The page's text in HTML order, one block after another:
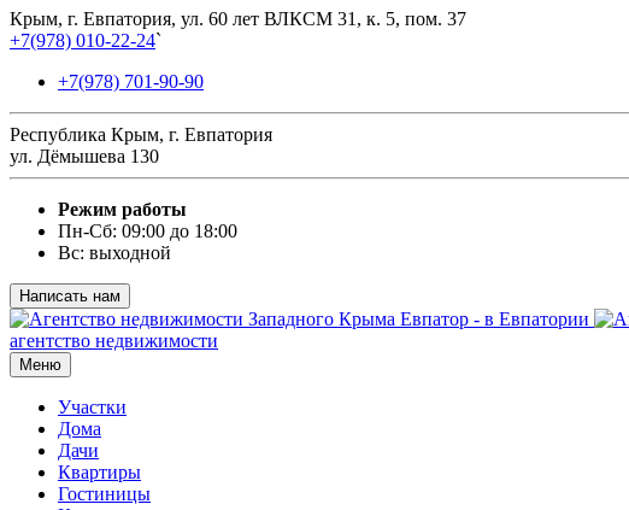
Крым, г. Евпатория, ул. 60 лет ВЛКСМ 31, к. 5, пом. 37
+7(978) 010-22-24`
+7(978) 701-90-90
Республика Крым, г. Евпатория
ул. Дёмышева 130
Режим работы
Пн-Сб: 09:00 до 18:00
Вс: выходной
Написать нам
агентство недвижимости
Меню
Участки
Дома
Дачи
Квартиры
Гостиницы